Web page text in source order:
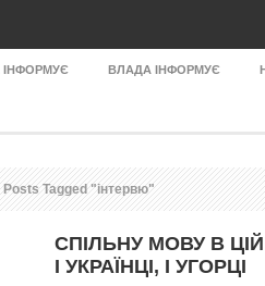
ВЛАДА ІНФОРМУЄ
Posts Tagged "інтервю"
СПІЛЬНУ МОВУ В
І УКРАЇНЦІ, І УГОРЦІ